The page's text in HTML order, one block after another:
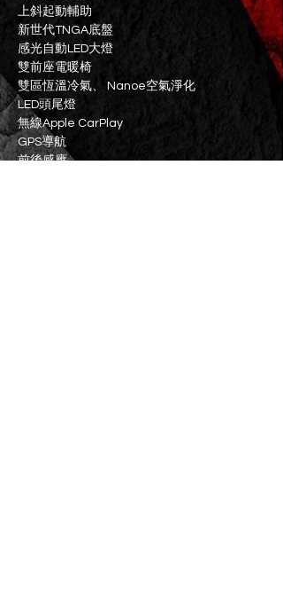
上斜起動輔助
新世代TNGA底盤
感光自動LED大燈
雙前座電暖椅
雙區恆溫冷氣、 Nanoe空氣淨化
LED頭尾燈
無線Apple CarPlay
GPS導航
前後感應